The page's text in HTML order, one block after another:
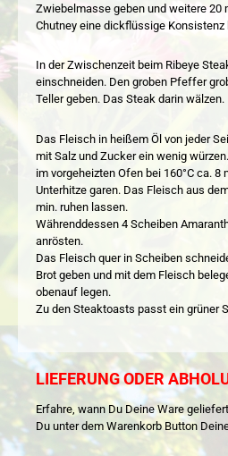
Zwiebelmasse geben und weitere 20
Chutney eine dickflüssige Konsistenz
In der Zwischenzeit beim Ribeye
einschneiden. Den groben Pfeffer
Teller geben. Das Steak darin wälzen.
Das Fleisch in heißem Öl von jeder
mit Salz und Zucker ein wenig
im vorgeheizten Ofen bei 160°C ca. 8
Unterhitze garen. Das Fleisch aus
min. ruhen lassen.
Währenddessen 4 Scheiben
anrösten.
Das Fleisch quer in Scheiben
Brot geben und mit dem Fleisch
obenauf legen.
Zu den Steaktoasts passt ein grüner
LIEFERUNG ODER
Erfahre, wann Du Deine Ware
Du unter dem Warenkorb Button